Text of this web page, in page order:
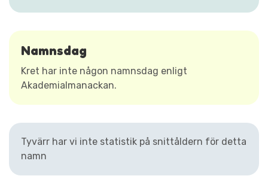
Namnsdag
Kret har inte någon namnsdag enligt
Akademialmanackan.
Tyvärr har vi inte statistik på snittåldern för detta
namn